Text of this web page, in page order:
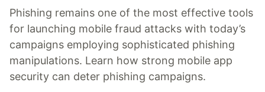
Phishing remains one of the most effective tools
for launching mobile fraud attacks with today’s
campaigns employing sophisticated phishing
manipulations. Learn how strong mobile app
security can deter phishing campaigns.